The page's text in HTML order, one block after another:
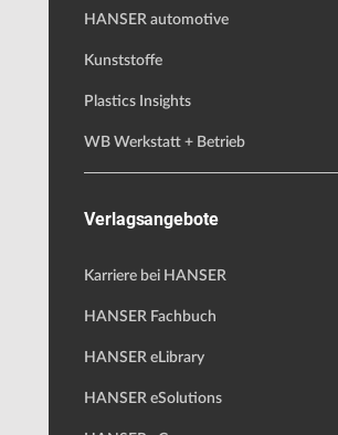
HANSER automotive
Kunststoffe
Plastics Insights
WB Werkstatt + Betrieb
Verlagsangebote
Karriere bei HANSER
HANSER Fachbuch
HANSER eLibrary
HANSER eSolutions